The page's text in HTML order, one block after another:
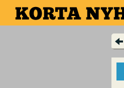
Hoppa
till